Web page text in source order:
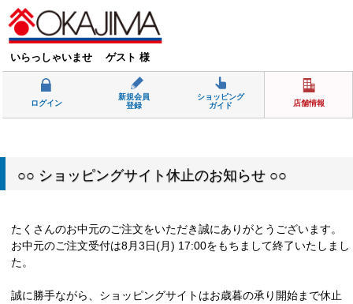
いらっしゃいませ ゲスト 様
ログイン
新規会員
登録
ショッピング
ガイド
店舗情報
○○ ショッピングサイト休止のお知らせ ○○
たくさんのお中元のご注文をいただき誠にありがとうございます。
お中元のご注文受付は8月3日(月) 17:00をもちまして終了いたしまし
た。
誠に勝手ながら、ショッピングサイトはお歳暮の承り開始まで休止